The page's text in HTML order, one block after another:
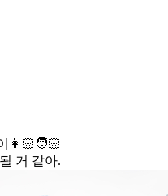
👩🏻🧑🏻
거 같아.